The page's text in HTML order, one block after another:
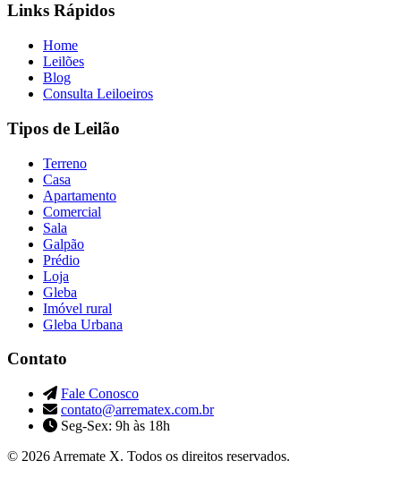
Links Rápidos
Home
Leilões
Blog
Consulta Leiloeiros
Tipos de Leilão
Terreno
Casa
Apartamento
Comercial
Sala
Galpão
Prédio
Loja
Gleba
Imóvel rural
Gleba Urbana
Contato
Fale Conosco
contato@arrematex.com.br
Seg-Sex: 9h às 18h
© 2026 Arremate X. Todos os direitos reservados.